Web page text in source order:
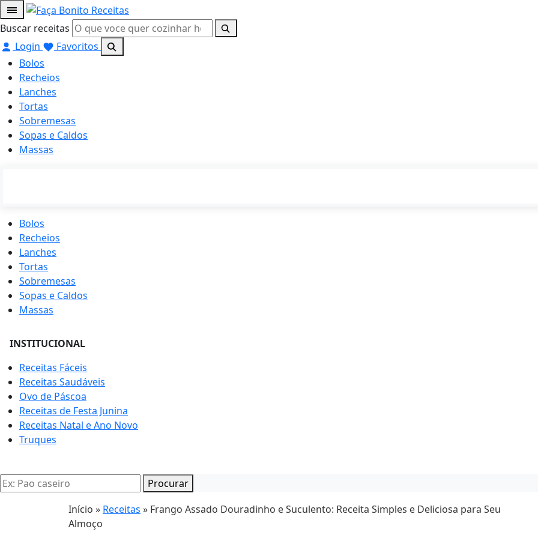
Buscar receitas
Login
Favoritos
Bolos
Recheios
Lanches
Tortas
Sobremesas
Sopas e Caldos
Massas
Bolos
Recheios
Lanches
Tortas
Sobremesas
Sopas e Caldos
Massas
INSTITUCIONAL
Receitas Fáceis
Receitas Saudáveis
Ovo de Páscoa
Receitas de Festa Junina
Receitas Natal e Ano Novo
Truques
Procurar
Início » Receitas » Frango Assado Douradinho e Suculento: Receita Simples e Deliciosa para Seu
Almoço